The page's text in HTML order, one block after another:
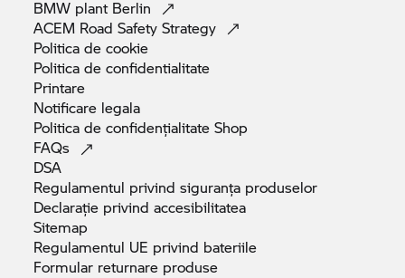
BMW plant Berlin
ACEM Road SafetyStrategy
Politica decookie
Politica deconfidentialitate
Printare
Notificare legala
Politica de confidențialitateShop
FAQs
DSA
Regulamentul privind siguranța produselor
Declarație privindaccesibilitatea
Sitemap
Regulamentul UE privind bateriile
Formular returnare produse